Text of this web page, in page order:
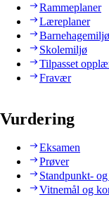
Rammeplaner
Læreplaner
Barnehagemiljø
Skolemiljø
Tilpasset
Fravær
Vurdering
Eksamen
Prøver
Standpunkt-
Vitnemål og